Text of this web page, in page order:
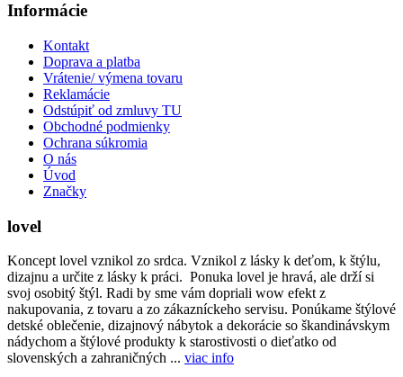
Informácie
Kontakt
Doprava a platba
Vrátenie/ výmena tovaru
Reklamácie
Odstúpiť od zmluvy TU
Obchodné podmienky
Ochrana súkromia
O nás
Úvod
Značky
lovel
Koncept lovel vznikol zo srdca. Vznikol z lásky k deťom, k štýlu,
dizajnu a určite z lásky k práci. Ponuka lovel je hravá, ale drží si
svoj osobitý štýl. Radi by sme vám dopriali wow efekt z
nakupovania, z tovaru a zo zákazníckeho servisu. Ponúkame štýlové
detské oblečenie, dizajnový nábytok a dekorácie so škandinávskym
nádychom a štýlové produkty k starostivosti o dieťatko od
slovenských a zahraničných ... viac info